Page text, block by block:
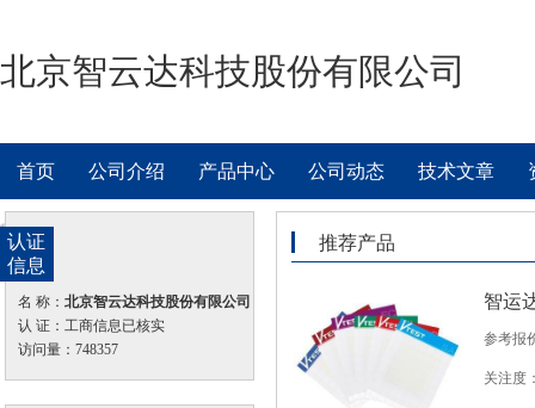
北京智云达科技股份有限公司
首页 公司介绍 产品中心 公司动态 技术文章
认证
信息
名 称： 北京智云达科技股份有限公司
认 证：工商信息已核实
访问量：748357
推荐产品
智运
参考报
关注度